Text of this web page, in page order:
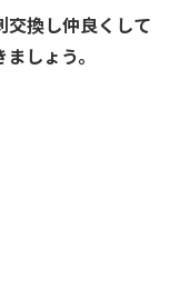
交換し仲良くして
しょう。